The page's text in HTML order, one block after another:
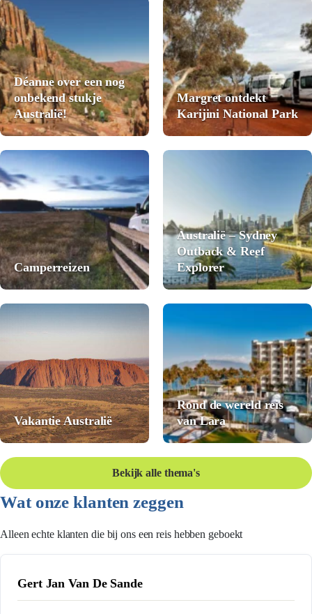
Déanne over een nog
onbekend stukje
Australië!
Margret ontdekt
Karijini National Park
Camperreizen
Australië – Sydney
Outback & Reef
Explorer
Vakantie Australië
Rond de wereld reis
van Lara
Bekijk alle thema's
Wat onze klanten zeggen
Alleen echte klanten die bij ons een reis hebben geboekt
Gert Jan Van De Sande